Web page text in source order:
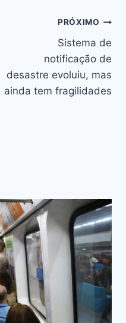
PRÓXIMO
Sistema de
notificação de
desastre evoluiu, mas
ainda tem fragilidades